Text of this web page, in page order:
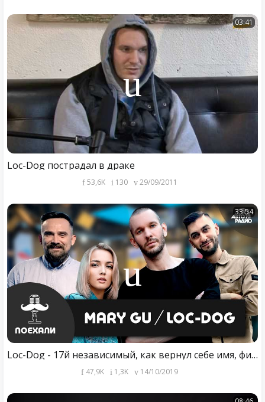
03:41
Loc-Dog пострадал в драке
53,6K 130 29/09/2011
33:54
Loc-Dog - 17й независимый, как вернул себе имя, фит с Бастой + LIVE с Mary Gu
47,9K 1,3K 14/10/2019